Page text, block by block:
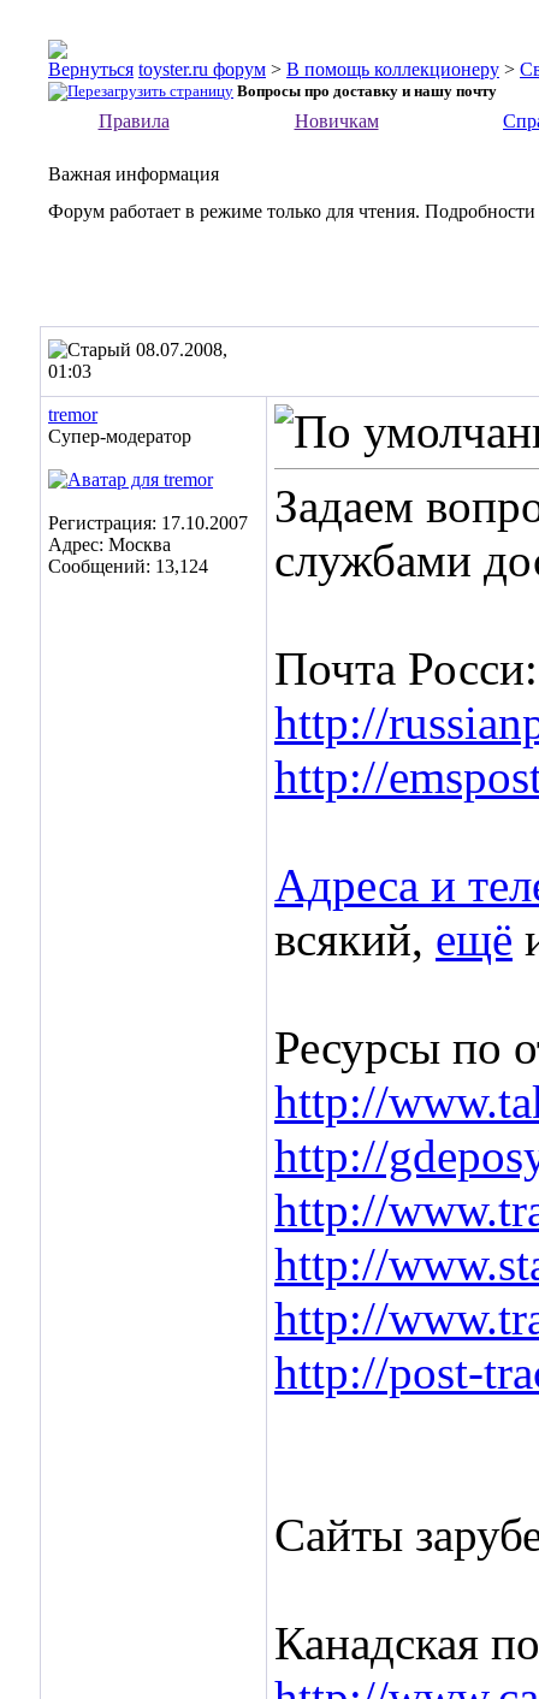
toyster.ru форум > В помощь коллекционеру >
Вопросы про доставку и нашу почту
Правила Новичкам
Важная информация
Форум работает в режиме только для чтения.
08.07.2008,
01:03
tremor
Супер-модератор
Регистрация: 17.10.2007
Адрес: Москва
Сообщений: 13,124
Задаем
службами
Почта Росси:
http://
http://
Адреса и
всякий, ещё
Ресурсы по
http://
http://
http://
http://
http://
http://post-
Сайты
Канадская